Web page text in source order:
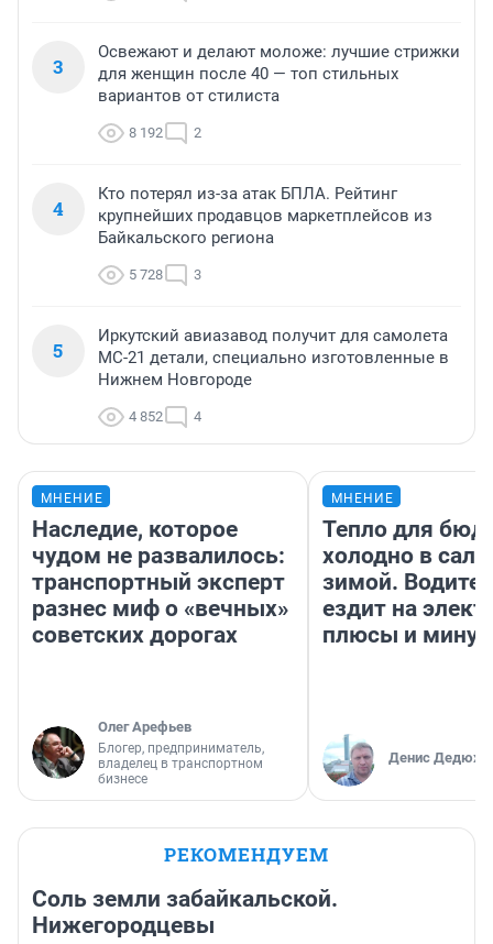
3
Освежают и делают моложе: лучшие стрижки
для женщин после 40 — топ стильных
вариантов от стилиста
8 192 2
4
Кто потерял из-за атак БПЛА. Рейтинг
крупнейших продавцов маркетплейсов из
Байкальского региона
5 728 3
5
Иркутский авиазавод получит для самолета
МС-21 детали, специально изготовленные в
Нижнем Новгороде
4 852 4
МНЕНИЕ
Наследие, которое
чудом не развалилось:
транспортный эксперт
разнес миф о «вечных»
советских дорогах
Олег Арефьев
Блогер, предприниматель,
владелец в транспортном
бизнесе
МНЕНИЕ
Тепло для
холодно в
зимой.
ездит на
плюсы и
Денис
РЕКОМЕНДУЕМ
Соль земли забайкальской.
Нижегородцевы